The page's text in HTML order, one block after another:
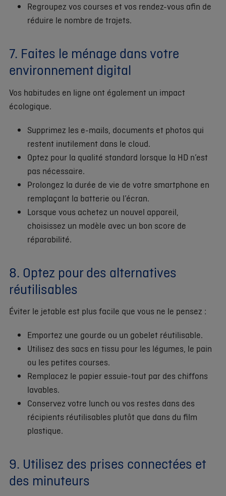
Regroupez vos courses et vos rendez-vous afin de
réduire le nombre de trajets.
7. Faites le ménage dans votre
environnement digital
Vos habitudes en ligne ont également un impact
écologique.
Supprimez les e-mails, documents et photos qui
restent inutilement dans le cloud.
Optez pour la qualité standard lorsque la HD n’est
pas nécessaire.
Prolongez la durée de vie de votre smartphone en
remplaçant la batterie ou l’écran.
Lorsque vous achetez un nouvel appareil,
choisissez un modèle avec un bon score de
réparabilité.
8. Optez pour des alternatives
réutilisables
Éviter le jetable est plus facile que vous ne le pensez :
Emportez une gourde ou un gobelet réutilisable.
Utilisez des sacs en tissu pour les légumes, le pain
ou les petites courses.
Remplacez le papier essuie-tout par des chiffons
lavables.
Conservez votre lunch ou vos restes dans des
récipients réutilisables plutôt que dans du film
plastique.
9. Utilisez des prises connectées et
des minuteurs